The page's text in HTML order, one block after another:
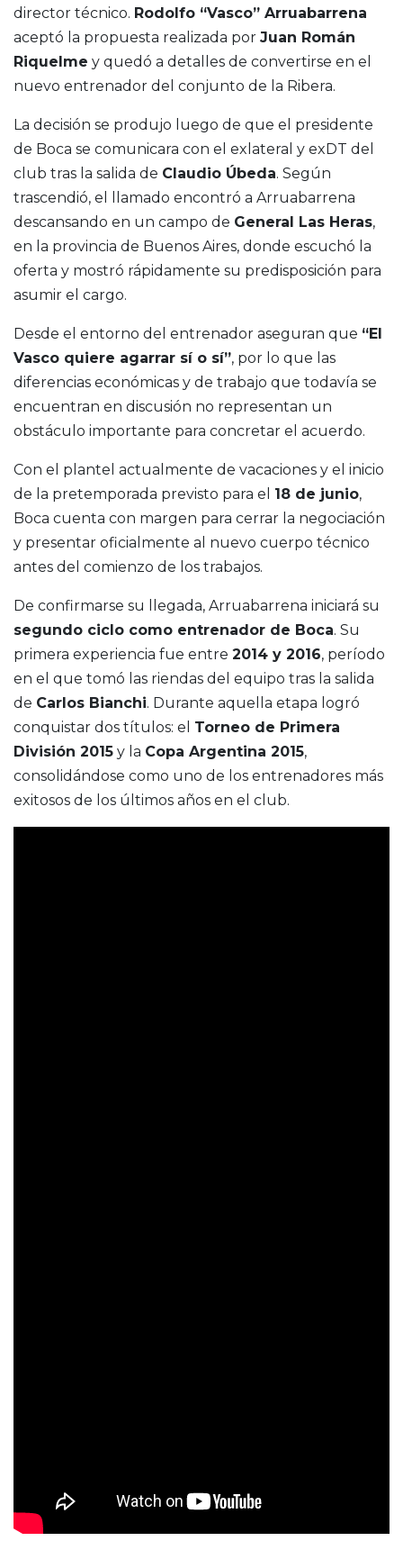
director técnico. Rodolfo “Vasco” Arruabarrena
aceptó la propuesta realizada por Juan Román
Riquelme y quedó a detalles de convertirse en el
nuevo entrenador del conjunto de la Ribera.
La decisión se produjo luego de que el presidente
de Boca se comunicara con el exlateral y exDT del
club tras la salida de Claudio Úbeda. Según
trascendió, el llamado encontró a Arruabarrena
descansando en un campo de General Las Heras,
en la provincia de Buenos Aires, donde escuchó la
oferta y mostró rápidamente su predisposición para
asumir el cargo.
Desde el entorno del entrenador aseguran que “El
Vasco quiere agarrar sí o sí”, por lo que las
diferencias económicas y de trabajo que todavía se
encuentran en discusión no representan un
obstáculo importante para concretar el acuerdo.
Con el plantel actualmente de vacaciones y el inicio
de la pretemporada previsto para el 18 de junio,
Boca cuenta con margen para cerrar la negociación
y presentar oficialmente al nuevo cuerpo técnico
antes del comienzo de los trabajos.
De confirmarse su llegada, Arruabarrena iniciará su
segundo ciclo como entrenador de Boca. Su
primera experiencia fue entre 2014 y 2016, período
en el que tomó las riendas del equipo tras la salida
de Carlos Bianchi. Durante aquella etapa logró
conquistar dos títulos: el Torneo de Primera
División 2015 y la Copa Argentina 2015,
consolidándose como uno de los entrenadores más
exitosos de los últimos años en el club.